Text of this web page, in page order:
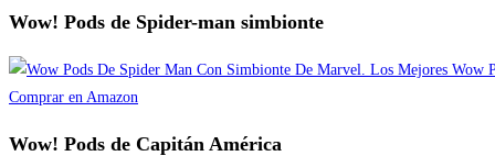
Wow! Pods de Spider-man simbionte
Comprar en Amazon
Wow! Pods de Capitán América